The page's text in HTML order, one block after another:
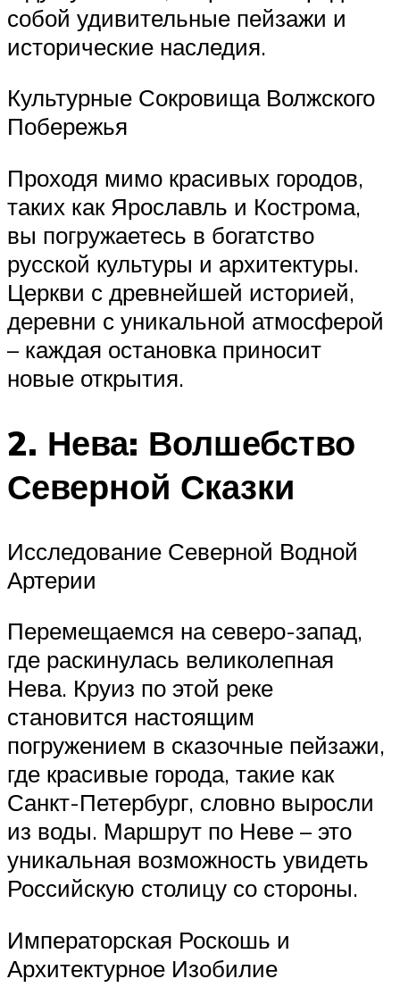
собой удивительные пейзажи и
исторические наследия.
Культурные Сокровища Волжского
Побережья
Проходя мимо красивых городов,
таких как Ярославль и Кострома,
вы погружаетесь в богатство
русской культуры и архитектуры.
Церкви с древнейшей историей,
деревни с уникальной атмосферой
– каждая остановка приносит
новые открытия.
2. Нева: Волшебство
Северной Сказки
Исследование Северной Водной
Артерии
Перемещаемся на северо-запад,
где раскинулась великолепная
Нева. Круиз по этой реке
становится настоящим
погружением в сказочные пейзажи,
где красивые города, такие как
Санкт-Петербург, словно выросли
из воды. Маршрут по Неве – это
уникальная возможность увидеть
Российскую столицу со стороны.
Императорская Роскошь и
Архитектурное Изобилие